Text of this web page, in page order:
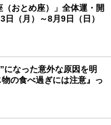
おとめ座）」全体運・開
（月）～8月9日（日）
になった意外な原因を明
の食べ過ぎには注意』っ